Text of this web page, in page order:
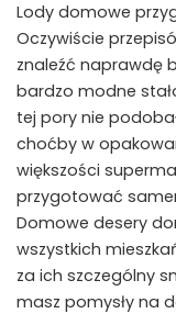
Lody domowe
Oczywiście
znaleźć naprawdę
bardzo modne
tej pory nie
choćby w
większości
przygotować
Domowe desery
wszystkich
za ich szczególny
masz pomysły na